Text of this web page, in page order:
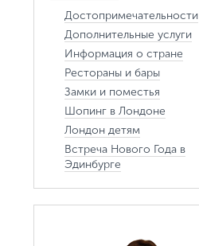
Достопримечательности
Дополнительные услуги
Информация о стране
Рестораны и бары
Замки и поместья
Шопинг в Лондоне
Лондон детям
Встреча Нового Года в
Эдинбурге